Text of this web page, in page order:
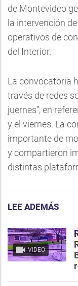
de Montevideo
la intervención
operativos de
del Interior.
La convocatoria
través de redes
juernes”, en
y el viernes. La
importante de
y compartieron
distintas
LEE ADEMÁS
VIDEO